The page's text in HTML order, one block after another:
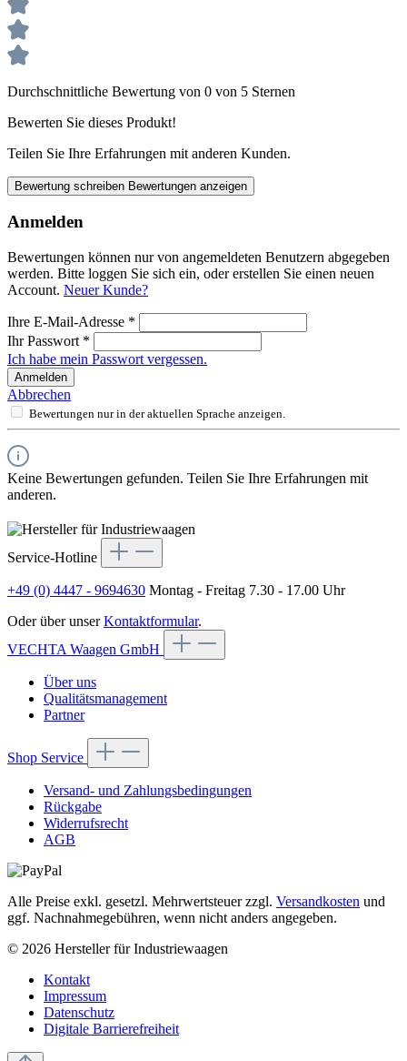
Durchschnittliche Bewertung von 0 von 5 Sternen
Bewerten Sie dieses Produkt!
Teilen Sie Ihre Erfahrungen mit anderen Kunden.
Bewertung schreiben Bewertungen anzeigen
Anmelden
Bewertungen können nur von angemeldeten Benutzern abgegeben
werden. Bitte loggen Sie sich ein, oder erstellen Sie einen neuen
Account. Neuer Kunde?
Ihre E-Mail-Adresse *
Ihr Passwort *
Ich habe mein Passwort vergessen.
Anmelden
Abbrechen
Bewertungen nur in der aktuellen Sprache anzeigen.
Keine Bewertungen gefunden. Teilen Sie Ihre Erfahrungen mit
anderen.
Service-Hotline
+49 (0) 4447 - 9694630 Montag - Freitag 7.30 - 17.00 Uhr
Oder über unserKontaktformular.
VECHTA Waagen GmbH
Über uns
Qualitätsmanagement
Partner
Shop Service
Versand- und Zahlungsbedingungen
Rückgabe
Widerrufsrecht
AGB
Alle Preise exkl. gesetzl. Mehrwertsteuer zzgl. Versandkosten und
ggf. Nachnahmegebühren, wenn nicht anders angegeben.
© 2026 Hersteller für Industriewaagen
Kontakt
Impressum
Datenschutz
Digitale Barrierefreiheit